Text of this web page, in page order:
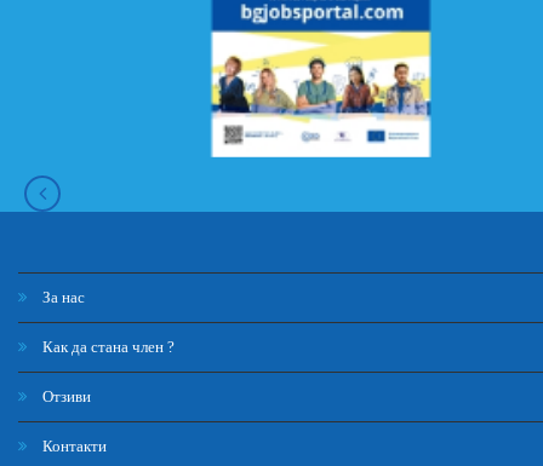
За нас
Как да стана член ?
Отзиви
Контакти